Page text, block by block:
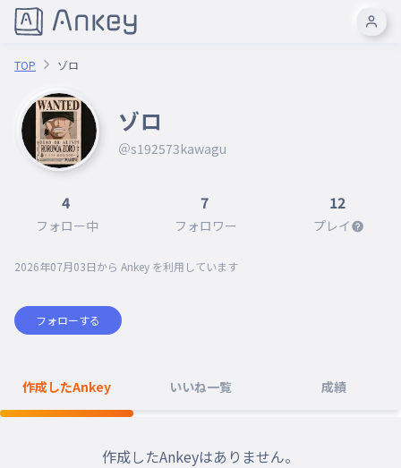
TOP ゾロ
ゾロ
＠s192573kawagu
4
フォロー中
7
フォロワー
12
プレイ
2026年07月03日から Ankey を利用しています
フォローする
作成したAnkey いいね一覧 成績
作成したAnkeyはありません。